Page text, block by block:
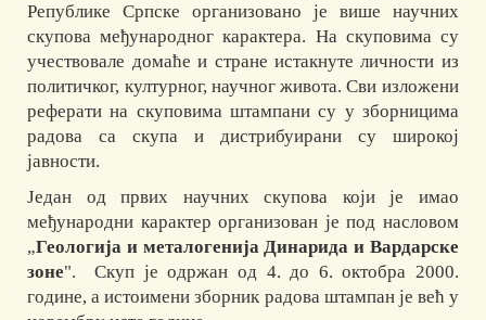
Републике Српске организовано је више научних
скупова међународног карактера. На скуповима су
учествовале домаће и стране истакнуте личности из
политичког, културног, научног живота. Сви изложени
реферати на скуповима штампани су у зборницима
радова са скупа и дистрибуирани су широкој
јавности.
Један од првих научних скупова који је имао
међународни карактер организован је под насловом
„Геологија и металогенија Динарида и Вардарске
зоне". Скуп је одржан од 4. до 6. октобра 2000.
године, а истоимени зборник радова штампан је већ у